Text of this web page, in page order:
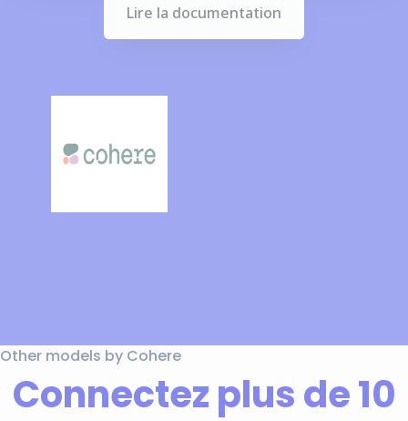
Lire la documentation
Other models by Cohere
Connectez plus de 10